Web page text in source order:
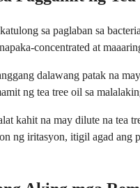
sa paglaban sa
concentrated at
dalawang patak na
ng tea tree oil sa
kahit na may dilute na
ng iritasyon, itigil agad